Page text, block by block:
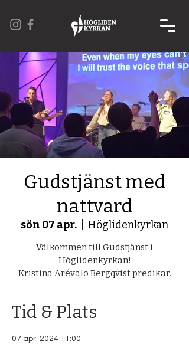
Gudstjänst med
nattvard
sön 07 apr. Höglidenkyrkan
Välkommen till Gudstjänst i
Höglidenkyrkan!
Kristina Arévalo Bergqvist predikar.
Tid & Plats
07 apr. 2024 11:00